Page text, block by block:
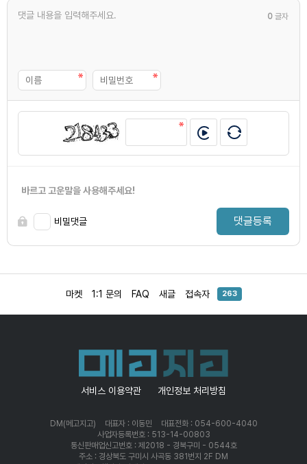
0 글자
바르고 고운말을 사용해주세요!
비밀댓글 댓글등록
마켓 1:1 문의 FAQ 새글 접속자 263
서비스 이용약관 개인정보 처리방침
DM(메고지고) 대표자 : 이동민
대표전화 : 054-600-4040
사업자등록번호 : 513-14-00803
통신판매업신고번호 : 제2018 - 경북구미 - 0544호
주소 : 경상북도 구미시 사곡동 381번지 2F DM